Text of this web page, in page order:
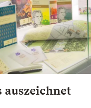
auszeichnet